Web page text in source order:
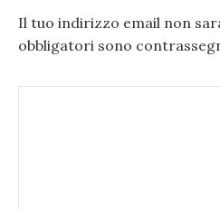
Il tuo indirizzo email non
obbligatori sono